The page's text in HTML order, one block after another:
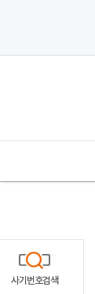
사기번호검색